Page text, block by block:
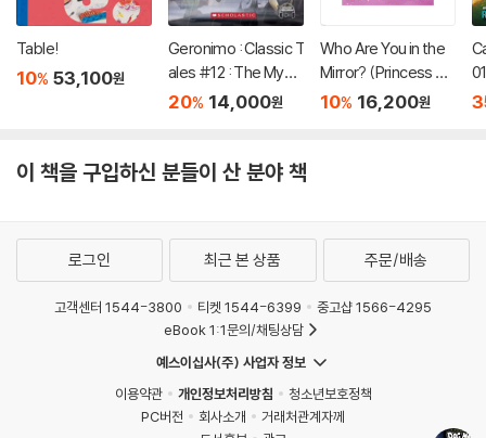
Table!
10% 53,100원
Geronimo : Classic T
ales #12 : The Myst
ery of Frankenstein
20% 14,000원
Who Are You in the
Mirror? (Princess Ca
tch! Teenieping) (세
10% 16,200원
이 책을 구입하신 분들이 산 분야 책
로그인 최근 본 상품 주문/배송
고객센터 1544-3800 티켓 1544-6399
중고샵 1566-4295
eBook 1:1문의/채팅상담
예스이십사(주) 사업자 정보
이용약관
개인정보처리방침
청소년보호정책
PC버전
회사소개
거래처관계자께